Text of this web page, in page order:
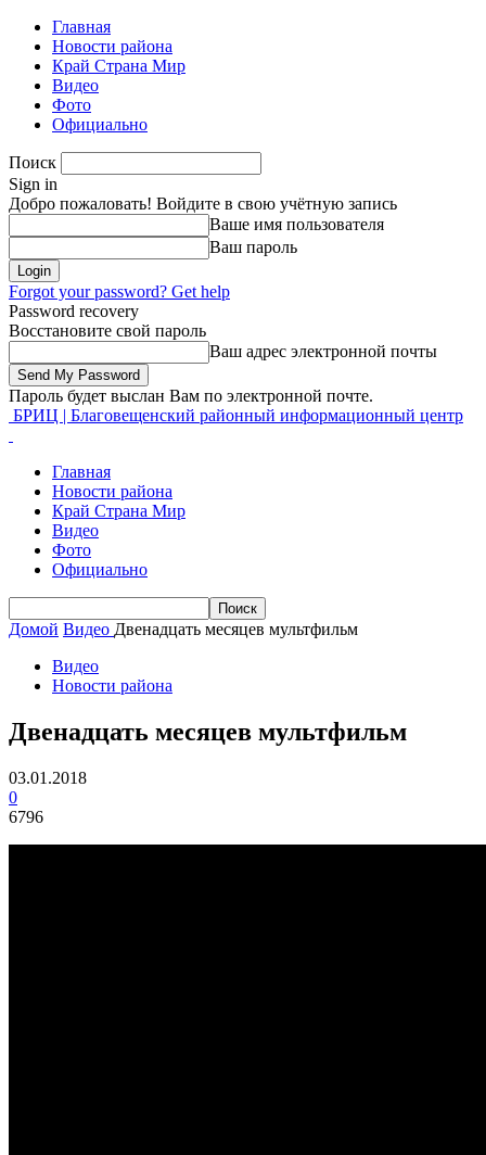
Главная
Новости района
Край Страна Мир
Видео
Фото
Официально
Поиск
Sign in
Добро пожаловать! Войдите в свою учётную запись
Ваше имя пользователя
Ваш пароль
Forgot your password? Get help
Password recovery
Восстановите свой пароль
Ваш адрес электронной почты
Пароль будет выслан Вам по электронной почте.
БРИЦ | Благовещенский районный информационный центр
Главная
Новости района
Край Страна Мир
Видео
Фото
Официально
Домой Видео Двенадцать месяцев мультфильм
Видео
Новости района
Двенадцать месяцев мультфильм
03.01.2018
0
6796